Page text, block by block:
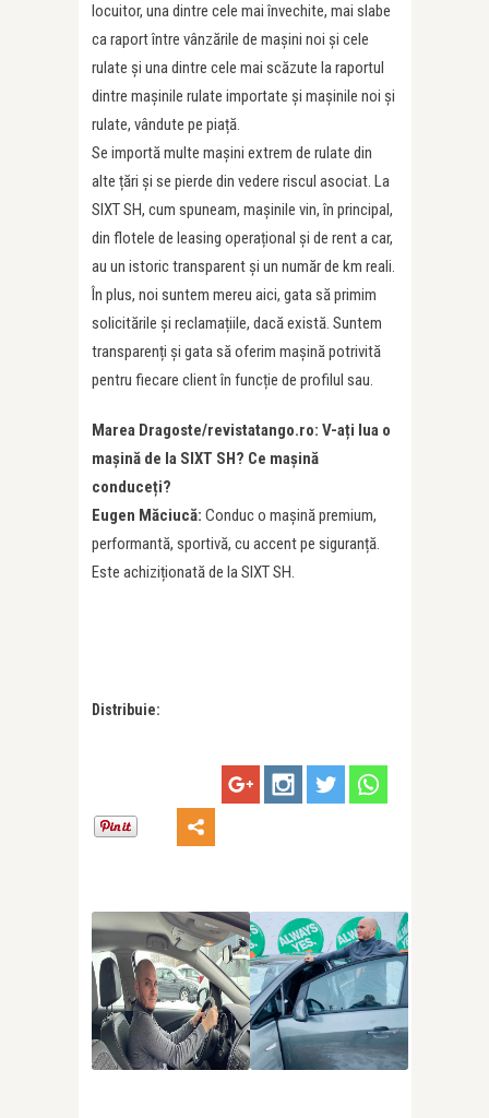
locuitor, una dintre cele mai învechite, mai slabe
ca raport între vânzările de mașini noi și cele
rulate și una dintre cele mai scăzute la raportul
dintre mașinile rulate importate și mașinile noi și
rulate, vândute pe piață.
Se importă multe mașini extrem de rulate din
alte țări și se pierde din vedere riscul asociat. La
SIXT SH, cum spuneam, mașinile vin, în principal,
din flotele de leasing operațional și de rent a car,
au un istoric transparent și un număr de km reali.
În plus, noi suntem mereu aici, gata să primim
solicitările și reclamațiile, dacă există. Suntem
transparenți și gata să oferim mașină potrivită
pentru fiecare client în funcție de profilul sau.
Marea Dragoste/revistatango.ro: V-ați lua o
mașină de la SIXT SH? Ce mașină
conduceți?
Eugen Măciucă: Conduc o mașină premium,
performantă, sportivă, cu accent pe siguranță.
Este achiziționată de la SIXT SH.
Distribuie: